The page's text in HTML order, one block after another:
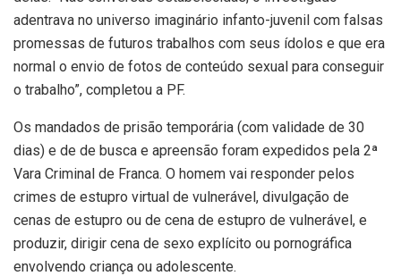
adentrava no universo imaginário infanto-juvenil com falsas
promessas de futuros trabalhos com seus ídolos e que era
normal o envio de fotos de conteúdo sexual para conseguir
o trabalho”, completou a PF.
Os mandados de prisão temporária (com validade de 30
dias) e de de busca e apreensão foram expedidos pela 2ª
Vara Criminal de Franca. O homem vai responder pelos
crimes de estupro virtual de vulnerável, divulgação de
cenas de estupro ou de cena de estupro de vulnerável, e
produzir, dirigir cena de sexo explícito ou pornográfica
envolvendo criança ou adolescente.